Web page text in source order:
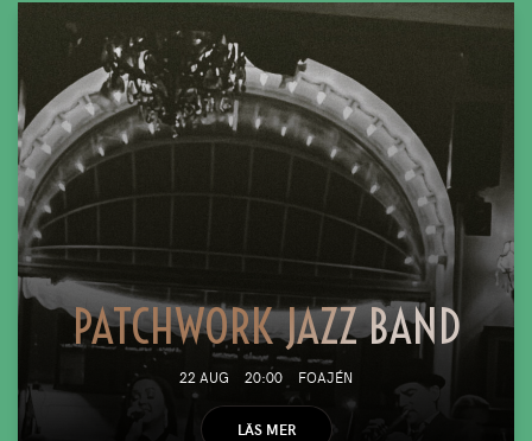
PATCHWORK JAZZ BAND
22 AUG 20:00 FOAJÉN
LÄS MER